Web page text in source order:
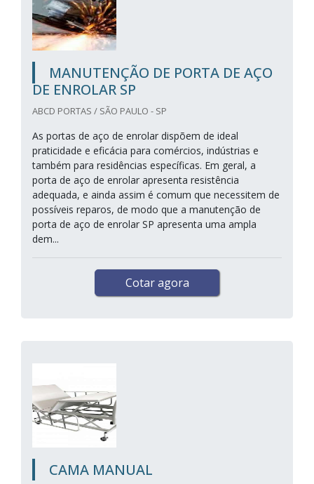
MANUTENÇÃO DE PORTA DE AÇO
DE ENROLAR SP
ABCD PORTAS / SÃO PAULO - SP
As portas de aço de enrolar dispõem de ideal
praticidade e eficácia para comércios, indústrias e
também para residências específicas. Em geral, a
porta de aço de enrolar apresenta resistência
adequada, e ainda assim é comum que necessitem de
possíveis reparos, de modo que a manutenção de
porta de aço de enrolar SP apresenta uma ampla
dem...
Cotar agora
CAMA MANUAL